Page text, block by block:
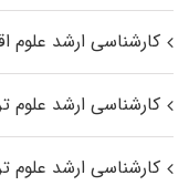
کارشناسی ارشد علوم
کارشناسی ارشد علوم
کارشناسی ارشد علوم